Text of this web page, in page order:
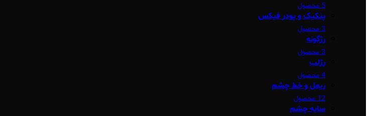
5 محصول
پنکیک و پودر فیکس
3 محصول
رژگونه
3 محصول
رژلب
4 محصول
ریمل و خط چشم
12 محصول
سایه چشم